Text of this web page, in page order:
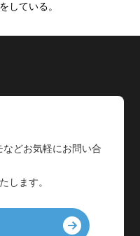
している。
どお気軽にお問い合
します。